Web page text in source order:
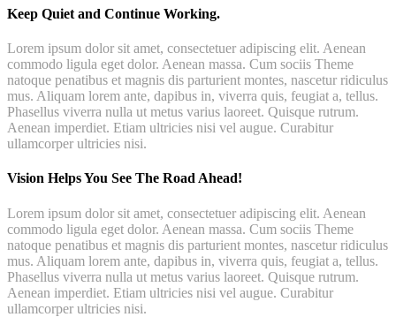
Keep Quiet and Continue Working.
Lorem ipsum dolor sit amet, consectetuer adipiscing elit. Aenean
commodo ligula eget dolor. Aenean massa. Cum sociis Theme
natoque penatibus et magnis dis parturient montes, nascetur ridiculus
mus. Aliquam lorem ante, dapibus in, viverra quis, feugiat a, tellus.
Phasellus viverra nulla ut metus varius laoreet. Quisque rutrum.
Aenean imperdiet. Etiam ultricies nisi vel augue. Curabitur
ullamcorper ultricies nisi.
Vision Helps You See The Road Ahead!
Lorem ipsum dolor sit amet, consectetuer adipiscing elit. Aenean
commodo ligula eget dolor. Aenean massa. Cum sociis Theme
natoque penatibus et magnis dis parturient montes, nascetur ridiculus
mus. Aliquam lorem ante, dapibus in, viverra quis, feugiat a, tellus.
Phasellus viverra nulla ut metus varius laoreet. Quisque rutrum.
Aenean imperdiet. Etiam ultricies nisi vel augue. Curabitur
ullamcorper ultricies nisi.